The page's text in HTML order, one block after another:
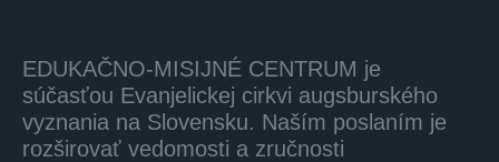
EDUKAČNO-MISIJNÉ CENTRUM je
súčasťou Evanjelickej cirkvi augsburského
vyznania na Slovensku. Naším poslaním je
rozširovať vedomosti a zručnosti